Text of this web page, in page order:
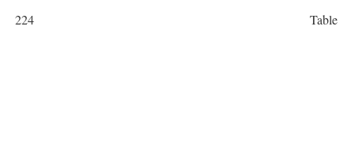
224
Table